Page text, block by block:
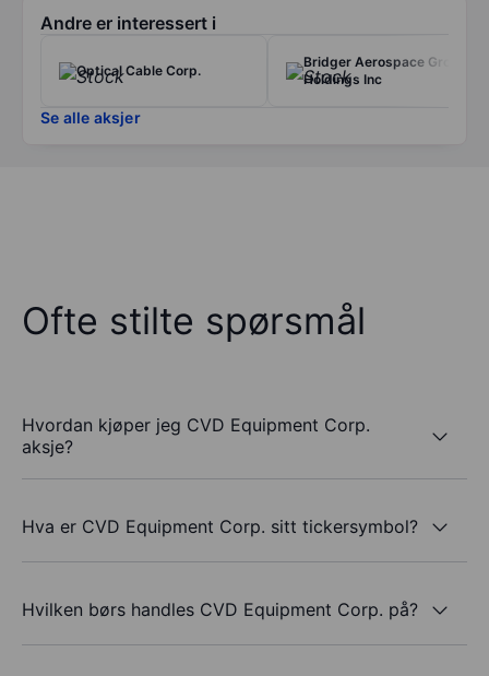
Andre er interessert i
Optical Cable Corp.
Bridger Aerospace Group
Holdings Inc
Se alle aksjer
Ofte stilte spørsmål
Hvordan kjøper jeg CVD Equipment Corp.
aksje?
Hva er CVD Equipment Corp. sitt tickersymbol?
Hvilken børs handles CVD Equipment Corp. på?